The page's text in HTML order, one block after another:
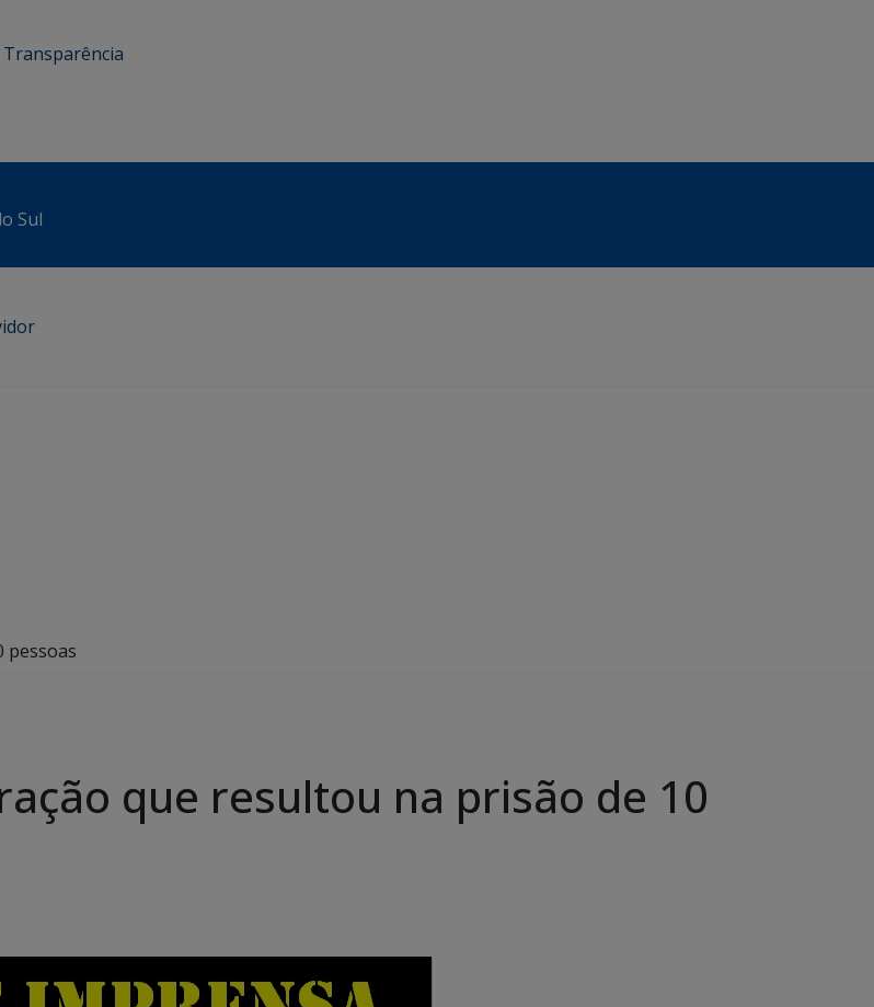
Transparência
Sul
pessoas
que resultou na prisão de 10